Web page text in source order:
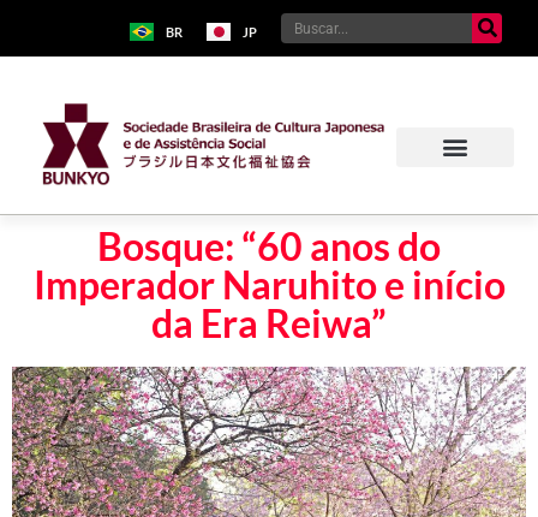
BR JP
Bosque: “60 anos do
Imperador Naruhito e início
da Era Reiwa”